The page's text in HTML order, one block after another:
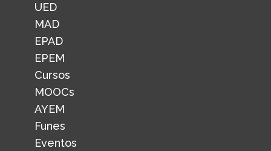
UED
MAD
EPAD
EPEM
Cursos
MOOCs
AYEM
Funes
Eventos